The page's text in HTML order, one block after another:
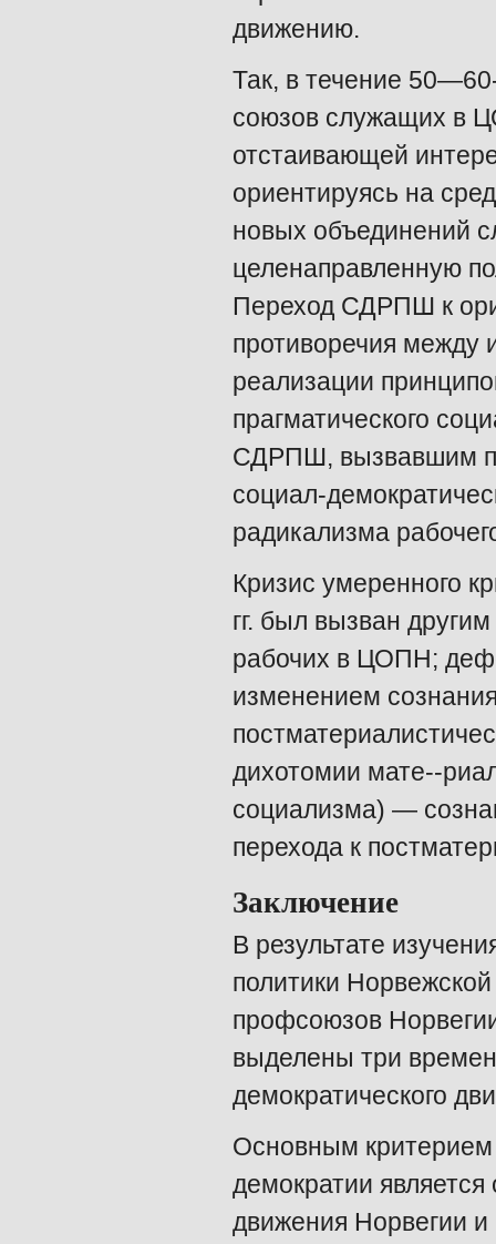
движению.
Так, в течение
союзов служащих в
отстаивающей
ориентируясь на
новых объединений
целенаправленную
Переход СДРПШ к
противоречия между
реализации
прагматического
СДРПШ, вызвавшим
социал-
радикализма
Кризис умеренного
гг. был вызван
рабочих в ЦОПН;
изменением
дихотомии мате--
социализма) —
перехода к
Заключение
В результате
политики
профсоюзов
выделены три
демократического
Основным критерием
демократии
движения Норвегии